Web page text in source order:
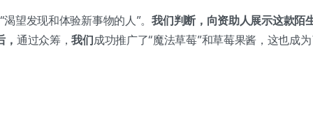
渴望发现和体验新事物的人”。我们判断，向资助人展示这款陌
通过众筹，我们成功推广了“魔法草莓”和草莓果酱，这也成